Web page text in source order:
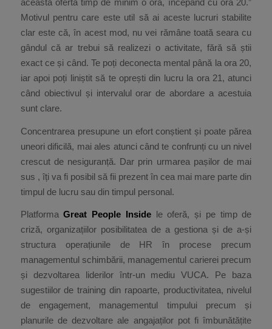
Motivul pentru care este util să ai aceste lucruri stabilite
clar este că, în acest mod, nu vei rămâne toată seara cu
gândul că ar trebui să realizezi o activitate, fără să știi
exact ce și când. Te poți deconecta mental până la ora 20,
iar apoi poți liniștit să te oprești din lucru la ora 21, atunci
când obiectivul și intervalul orar de abordare a acestuia
sunt clare.
Concentrarea presupune un efort conștient și poate părea
uneori dificilă, mai ales atunci când te confrunți cu un nivel
crescut de nesiguranță. Dar prin urmarea pașilor de mai
sus , îți va fi posibil să fii prezent în cea mai mare parte din
timpul de lucru sau din timpul personal.
PlatformaGreat People Insidele oferă, și pe timp de
criză, organizațiilor posibilitatea de a gestiona și de a-și
structura operațiunile de HR în procese precum
managementul schimbării, managementul carierei precum
și dezvoltarea liderilor într-un mediu VUCA. Pe baza
sugestiilor de training din rapoarte, productivitatea, nivelul
de engagement, managementul timpului precum și
planurile de dezvoltare ale angajaților pot fi îmbunătățite